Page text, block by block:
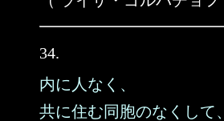
34.
内に人なく、
共に住む同胞のなくして、